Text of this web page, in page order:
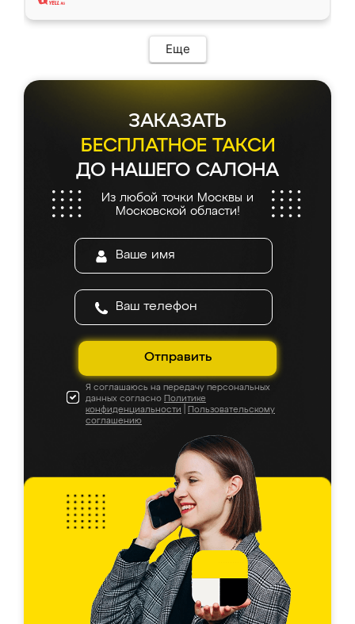
Еще
ЗАКАЗАТЬ
БЕСПЛАТНОЕ ТАКСИ
ДО НАШЕГО САЛОНА
Из любой точки Москвы и
Московской области!
Отправить
Я соглашаюсь на передачу персональных
данных согласно Политике
конфиденциальности
Пользовательскому
соглашению